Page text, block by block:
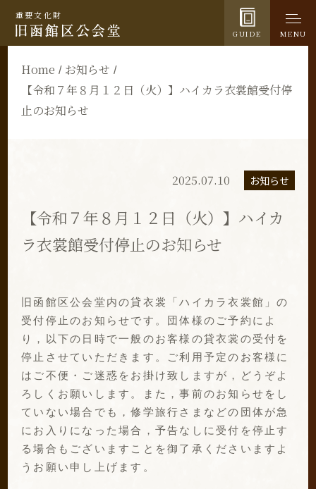
重要文化財
GUIDE MENU
Home
お知らせ
【令和７年８月１２日（火）】ハイカラ衣裳館受付停
止のお知らせ
2025.07.10 お知らせ
【令和７年８月１２日（火）】ハイカ
ラ衣裳館受付停止のお知らせ
旧函館区公会堂内の貸衣裳「ハイカラ衣裳館」の
受付停止のお知らせです。団体様のご予約によ
り，以下の日時で一般のお客様の貸衣裳の受付を
停止させていただきます。ご利用予定のお客様に
はご不便・ご迷惑をお掛け致しますが，どうぞよ
ろしくお願いします。また，事前のお知らせをし
ていない場合でも，修学旅行さまなどの団体が急
にお入りになった場合，予告なしに受付を停止す
る場合もございますことを御了承くださいますよ
うお願い申し上げます。